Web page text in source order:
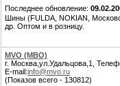
Последнее обновление:
Шины (FULDA, NOKIAN,
др. Оптом и в розницу.
MVO (МВО)
г. Москва,ул.Удальцова,1,
E-mail:info@mvo.ru
(Показов всего - 130812)